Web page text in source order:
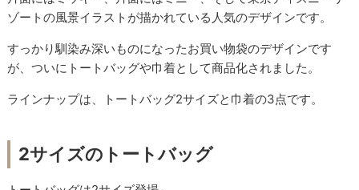
ゾートの風景イラストが描かれている人気のデザインです。
すっかり馴染み深いものになったお買い物袋のデザインです
が、ついにトートバッグや巾着として商品化されました。
ラインナップは、トートバッグ2サイズと巾着の3点です。
2サイズのトートバッグ